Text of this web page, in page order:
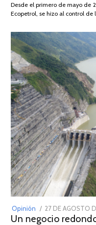
Desde el primero de mayo de
Ecopetrol, se hizo al control de
Opinión
POSTED
ON
27 DE AGOSTO
Un negocio